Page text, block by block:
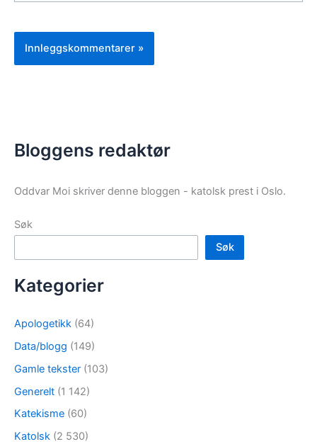
Bloggens redaktør
Oddvar Moi skriver denne bloggen - katolsk prest i Oslo.
Søk
Søk
Kategorier
Apologetikk (64)
Data/blogg (149)
Gamle tekster (103)
Generelt (1 142)
Katekisme (60)
Katolsk (2 530)